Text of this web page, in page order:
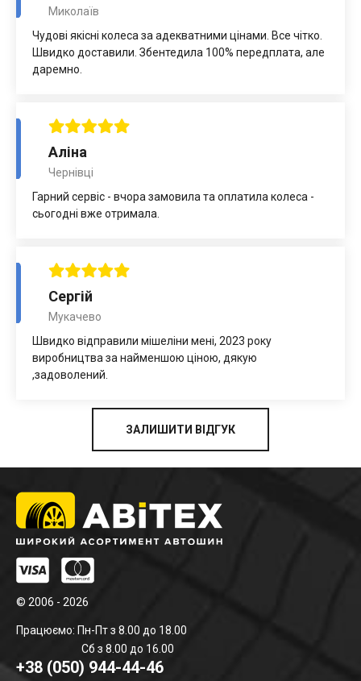
Миколаїв
Чудові якісні колеса за адекватними цінами. Все чітко.
Швидко доставили. Збентедила 100% передплата, але
даремно.
Аліна
Чернівці
Гарний сервіс - вчора замовила та оплатила колеса -
сьогодні вже отримала.
Сергій
Мукачево
Швидко відправили мішеліни мені, 2023 року
виробництва за найменшою ціною, дякую
,задоволений.
ЗАЛИШИТИ ВІДГУК
© 2006 - 2026
Працюємо: Пн-Пт з 8.00 до 18.00
Сб з 8.00 до 16.00
+38 (050) 944-44-46